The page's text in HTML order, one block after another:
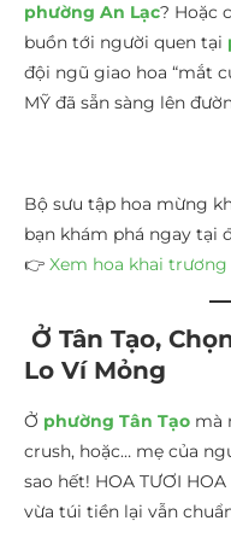
phường An Lạc? Hoặc
buồn tới người quen tại
đội ngũ giao hoa “mắt
MỸ đã sẵn sàng lên
Bộ sưu tập hoa mừng
bạn khám phá ngay tại
👉 Xem hoa khai
Ở Tân Tạo,
Lo Ví Mỏng
Ở phường Tân Tạo mà
crush, hoặc… mẹ của
sao hết! HOA TƯƠI HOA
vừa túi tiền lại vẫn